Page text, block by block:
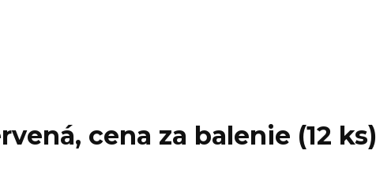
cena za balenie (12 ks)